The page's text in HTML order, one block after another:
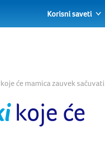
Korisni saveti
će mamica zauvek sačuvati
koje će